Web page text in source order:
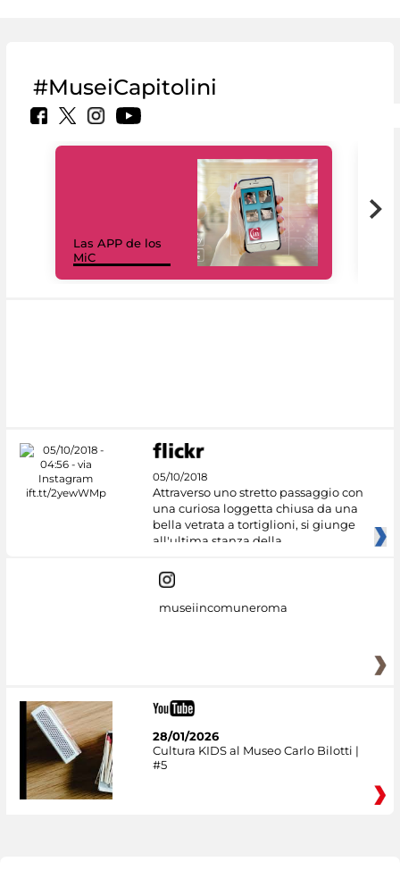
#MuseiCapitolini
Las APP de los
MiC
05/10/2018
Attraverso uno stretto passaggio con
una curiosa loggetta chiusa da una
bella vetrata a tortiglioni, si giunge
all'ultima stanza della
museiincomuneroma
28/01/2026
Cultura KIDS al Museo Carlo Bilotti |
#5